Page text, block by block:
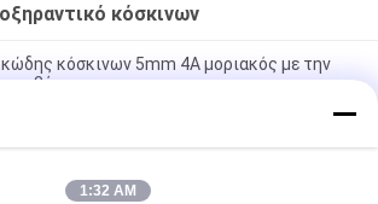
κόσκινων
κόσκινων 5mm 4A μοριακός με την
αποθήκευση θέσεων κόσκινων 4A
αερισμένη
1:32 AM